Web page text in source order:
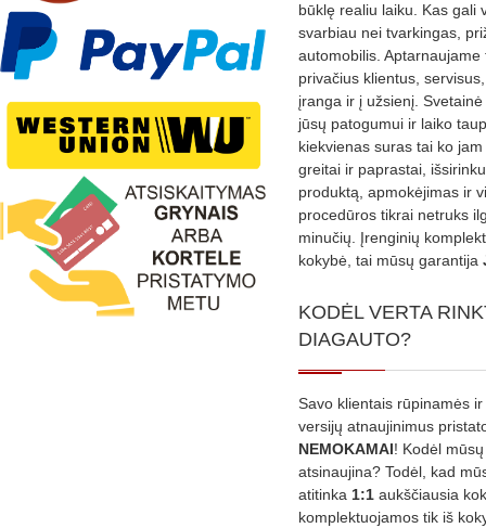
būklę realiu laiku. Kas gali
svarbiau nei tvarkingas,
automobilis. Aptarnaujame
privačius klientus,
įranga ir į užsienį.
jūsų patogumui ir laiko
kiekvienas suras tai ko
greitai ir paprastai,
produktą, apmokėjimas ir
procedūros tikrai netruks
minučių. Įrenginių
kokybė, tai mūsų garantija
KODĖL VERTA
DIAGAUTO?
Savo klientais rūpinamės
versijų atnaujinimus
NEMOKAMAI! Kodėl
atsinaujina? Todėl, kad
atitinka 1:1 aukščiausia
komplektuojamos tik iš